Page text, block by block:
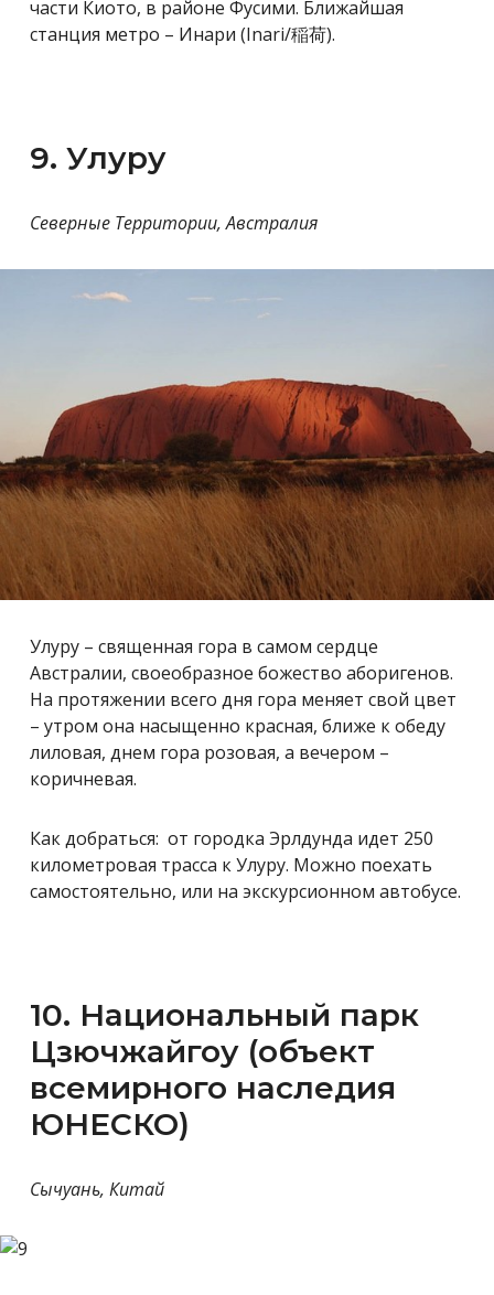
части Киото, в районе Фусими. Ближайшая
станция метро – Инари (Inari/稲荷).
9. Улуру
Северные Территории, Австралия
Улуру – священная гора в самом сердце
Австралии, своеобразное божество аборигенов.
На протяжении всего дня гора меняет свой цвет
– утром она насыщенно красная, ближе к обеду
лиловая, днем гора розовая, а вечером –
коричневая.
Как добраться: от городка Эрлдунда идет 250
километровая трасса к Улуру. Можно поехать
самостоятельно, или на экскурсионном автобусе.
10. Национальный парк
Цзючжайгоу (объект
всемирного наследия
ЮНЕСКО)
Сычуань, Китай